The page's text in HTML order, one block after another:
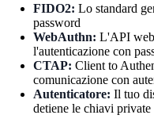
FIDO2: Lo standard
password
WebAuthn: L'API web
l'autenticazione con
CTAP: Client to
comunicazione con
Autenticatore: Il tuo
detiene le chiavi private